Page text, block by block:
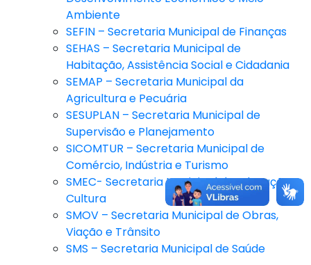
Ambiente
SEFIN – Secretaria Municipal de Finanças
SEHAS – Secretaria Municipal de
Habitação, Assistência Social e Cidadania
SEMAP – Secretaria Municipal da
Agricultura e Pecuária
SESUPLAN – Secretaria Municipal de
Supervisão e Planejamento
SICOMTUR – Secretaria Municipal de
Comércio, Indústria e Turismo
SMEC- Secretaria Municipal de Educação e
Cultura
SMOV – Secretaria Municipal de Obras,
Viação e Trânsito
SMS – Secretaria Municipal de Saúde